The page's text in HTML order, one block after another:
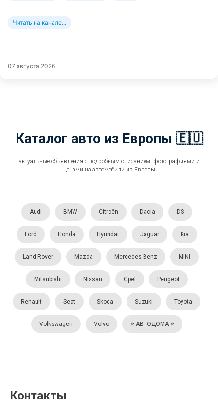
Читать на канале...
07 августа 2026
Каталог авто из Европы 🇪🇺
актуальные объявления с подробным описанием, фотографиями и
ценами на автомобили из Европы
Audi BMW Citroën Dacia DS
Ford Honda Hyundai Jaguar Kia
Land Rover Mazda Mercedes-Benz MINI
Mitsubishi Nissan Opel Peugeot
Renault Seat Skoda Suzuki Toyota
Volkswagen Volvo ⭐️ АВТОДОМА ⭐️
Контакты